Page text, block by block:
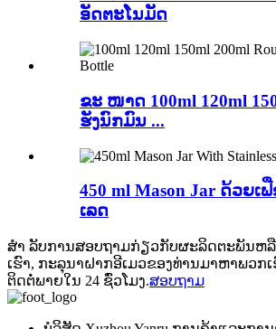
ອັດຕະໂນມັດ
ຂະ ໜາດ 100ml 120ml
ຮັງນົກມົນ ...
450 ml Mason Jar ດ້ວຍເ
ເລດ
ສຳ ລັບການສອບຖາມກ່ຽວກັບຜະລິດຕະພັນຫລື
ເຮົາ, ກະລຸນາຝາກອີເມວຂອງທ່ານມາຫາພວກ
ຕິດຕໍ່ພາຍໃນ 24 ຊົ່ວໂມງ.ສອບຖາມ